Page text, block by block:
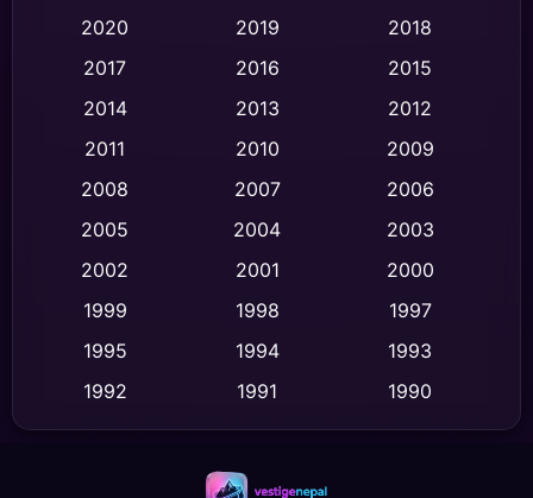
Classic หนังคลาสสิก (47)
Comedy ตลก (436)
Crime อาชญากรรม (513)
Cult Film
Dance เต้น (10)
Detective สืบสวน (59)
2020
2019
2018
2017
2016
2015
2014
2013
2012
2011
2010
2009
2008
2007
2006
2005
2004
2003
2002
2001
2000
1999
1998
1997
1995
1994
1993
1992
1991
1990
1989
1988
1986
1983